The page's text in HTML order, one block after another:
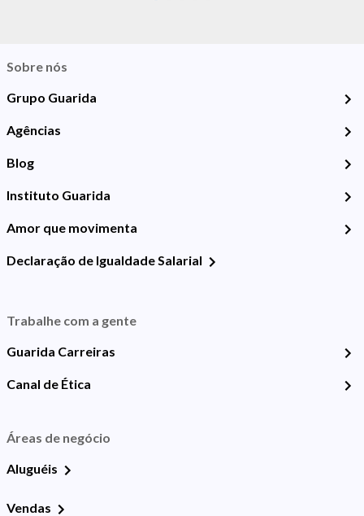
Sobre nós
Grupo Guarida
Agências
Blog
Instituto Guarida
Amor que movimenta
Declaração de Igualdade Salarial
Trabalhe com a gente
Guarida Carreiras
Canal de Ética
Áreas de negócio
Aluguéis
Vendas